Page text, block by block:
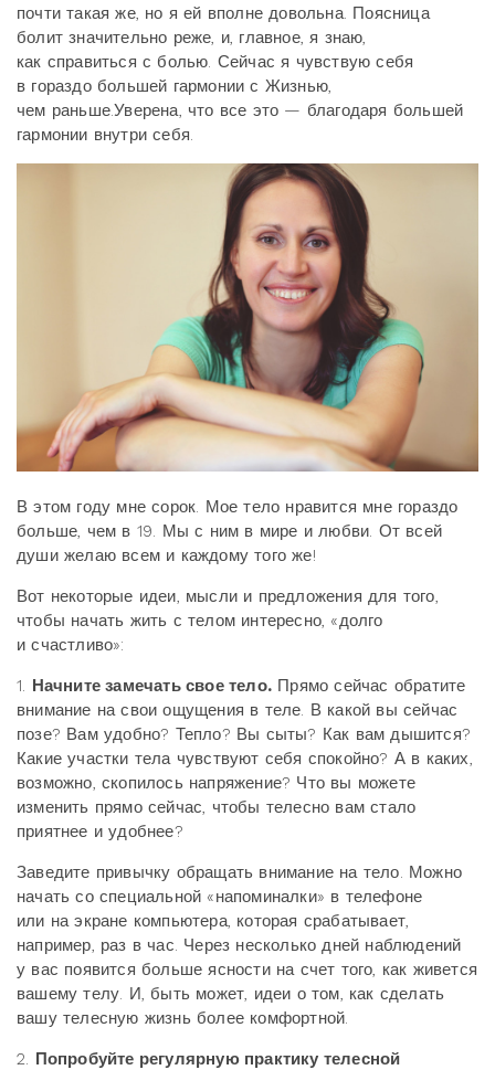
почти такая же, но я ей вполне довольна. Поясница
болит значительно реже, и, главное, я знаю,
как справиться с болью. Сейчас я чувствую себя
в гораздо большей гармонии с Жизнью,
чем раньше.Уверена, что все это — благодаря большей
гармонии внутри себя.
В этом году мне сорок. Мое тело нравится мне гораздо
больше, чем в 19. Мы с ним в мире и любви. От всей
души желаю всем и каждому того же!
Вот некоторые идеи, мысли и предложения для того,
чтобы начать жить с телом интересно, «долго
и счастливо»:
1. Начните замечать свое тело. Прямо сейчас обратите
внимание на свои ощущения в теле. В какой вы сейчас
позе? Вам удобно? Тепло? Вы сыты? Как вам дышится?
Какие участки тела чувствуют себя спокойно? А в каких,
возможно, скопилось напряжение? Что вы можете
изменить прямо сейчас, чтобы телесно вам стало
приятнее и удобнее?
Заведите привычку обращать внимание на тело. Можно
начать со специальной «напоминалки» в телефоне
или на экране компьютера, которая срабатывает,
например, раз в час. Через несколько дней наблюдений
у вас появится больше ясности на счет того, как живется
вашему телу. И, быть может, идеи о том, как сделать
вашу телесную жизнь более комфортной.
2. Попробуйте регулярную практику телесной